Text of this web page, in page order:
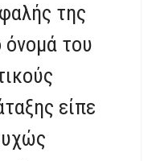
της
όνομά του
είπε